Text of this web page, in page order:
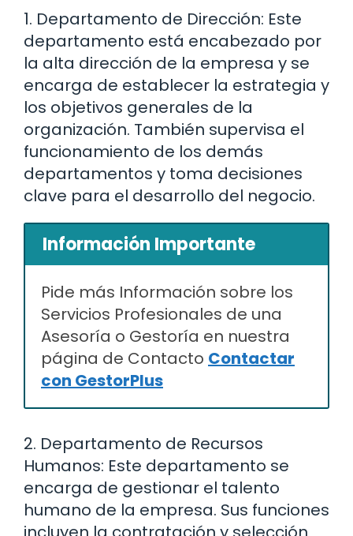
1. Departamento de Dirección: Este
departamento está encabezado por
la alta dirección de la empresa y se
encarga de establecer la estrategia y
los objetivos generales de la
organización. También supervisa el
funcionamiento de los demás
departamentos y toma decisiones
clave para el desarrollo del negocio.
Información Importante
Pide más Información sobre los
Servicios Profesionales de una
Asesoría o Gestoría en nuestra
página de Contacto Contactar
con GestorPlus
2. Departamento de Recursos
Humanos: Este departamento se
encarga de gestionar el talento
humano de la empresa. Sus funciones